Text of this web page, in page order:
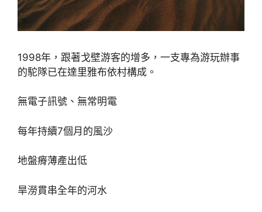
1998年，跟著戈壁游客的增多，一支專為游玩辦事
的駝隊已在達里雅布依村構成。
無電子訊號、無常明電
每年持續7個月的風沙
地盤瘠薄產出低
旱澇貫串全年的河水